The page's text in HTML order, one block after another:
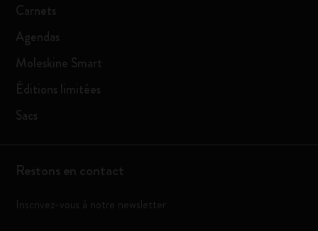
Carnets
Agendas
Moleskine Smart
Éditions limitées
Sacs
Restons en contact
Inscrivez-vous à notre newsletter